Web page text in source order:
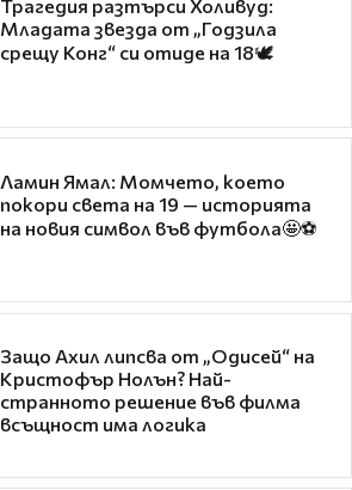
Трагедия разтърси Холивуд:
Младата звезда от „Годзила
срещу Конг“ си отиде на 18🕊️
Ламин Ямал: Момчето, което
покори света на 19 — историята
на новия символ във футбола🤩⚽
Защо Ахил липсва от „Одисей“ на
Кристофър Нолън? Най-
странното решение във филма
всъщност има логика